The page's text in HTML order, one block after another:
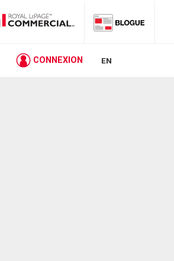
CONNEXION EN